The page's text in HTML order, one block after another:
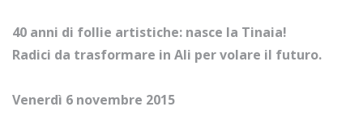
40 anni di follie artistiche: nasce la Tinaia!
Radici da trasformare in Ali per volare il futuro.
Venerdì 6 novembre 2015